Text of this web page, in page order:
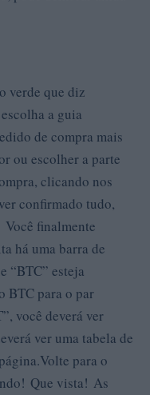
verde que diz
a guia
de compra mais
ou escolher a parte
clicando nos
confirmado tudo,
finalmente
há uma barra de
“BTC” esteja
BTC para o par
você deverá ver
ver uma tabela de
para o
Que vista! As